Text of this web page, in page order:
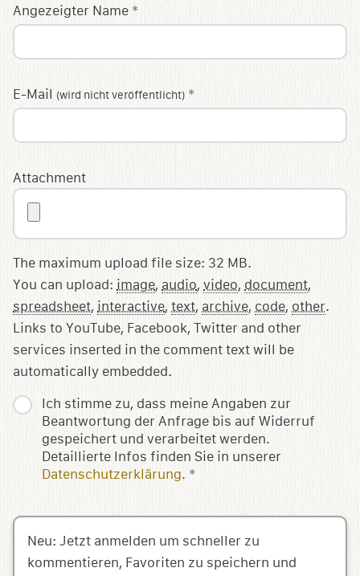
Angezeigter Name *
E-Mail (wird nicht veröffentlicht) *
Ich stimme zu, dass meine Angaben zur
Beantwortung der Anfrage bis auf Widerruf
gespeichert und verarbeitet werden.
Detaillierte Infos finden Sie in unserer
Datenschutzerklärung. *
Attachment
The maximum upload file size: 32 MB.
You can upload: image, audio, video, document,
spreadsheet, interactive, text, archive, code, other.
Links to YouTube, Facebook, Twitter and other
services inserted in the comment text will be
automatically embedded.
Neu: Jetzt anmelden um schneller zu
kommentieren, Favoriten zu speichern und